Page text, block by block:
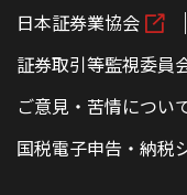
日本証券業協会
証券取引等監視委員
ご意見・苦情につい
国税電子申告・納税